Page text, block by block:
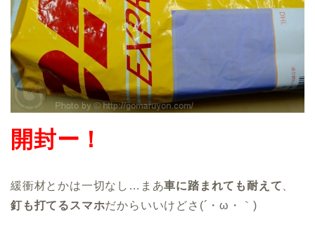
開封ー！
緩衝材とかは一切なし…まあ車に踏まれても耐えて
釘も打てるスマホだからいいけどさ(´・ω・｀)